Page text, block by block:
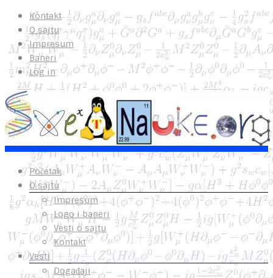
Kontakt
O sajtu
Impresum
Baneri
Log in
Početak
O sajtu
Impresum
Logo i baneri
Vesti o sajtu
Kontakt
Vesti
Događaji